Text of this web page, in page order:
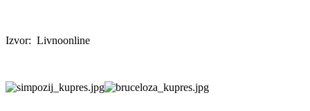
Izvor: Livnoonline